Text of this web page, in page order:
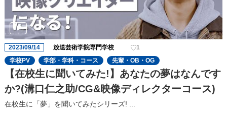
2023/09/14 放送芸術学院専門学校
1
学校PV
学部・学科・コース 先輩・OB・OG
【在校生に聞いてみた!】あなたの夢はなんです
か?(溝口仁之助/CG&映像ディレクターコース)
在校生に「夢」を聞いてみたシリーズ! ...